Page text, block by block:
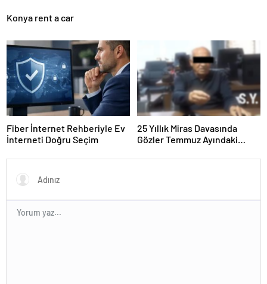
Konya rent a car
Fiber İnternet Rehberiyle Ev
İnterneti Doğru Seçim
25 Yıllık Miras Davasında
Gözler Temmuz Ayındaki